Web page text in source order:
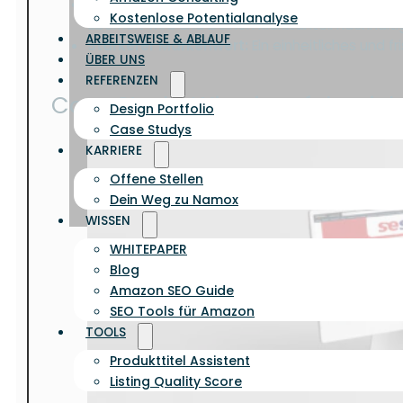
Kostenlose Potentialanalyse
ARBEITSWEISE & ABLAUF
ÜBER UNS
REFERENZEN
Design Portfolio
Case Studys
KARRIERE
Offene Stellen
Dein Weg zu Namox
WISSEN
WHITEPAPER
Blog
Amazon SEO Guide
SEO Tools für Amazon
TOOLS
Produkttitel Assistent
Listing Quality Score
überholt wird und Deinen Marktanteil
Stärkerer Markenwert:
Case Study: Wie ein